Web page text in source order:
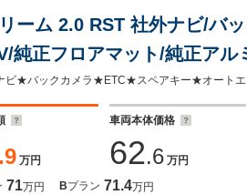
ーム 2.0 RST 社外ナビ/バ
純正フロアマット/純正ア
モード付AT/パワーステア
.9 万円
車両本体価格
62.6 万円
71万円 Bプラン 71.4万円